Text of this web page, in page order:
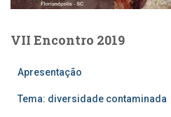
VII Encontro 2019
Apresentação
Tema: diversidade contaminada